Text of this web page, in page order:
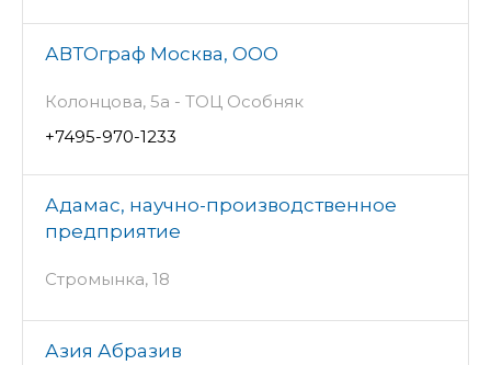
АВТОграф Москва, ООО
Колонцова, 5а - ТОЦ Особняк
+7495-970-1233
Адамас, научно-производственное
предприятие
Стромынка, 18
Азия Абразив